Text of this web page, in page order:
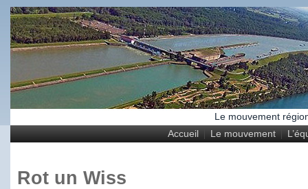
Le mouvement
Accueil
Le mouvement
Rot un Wiss